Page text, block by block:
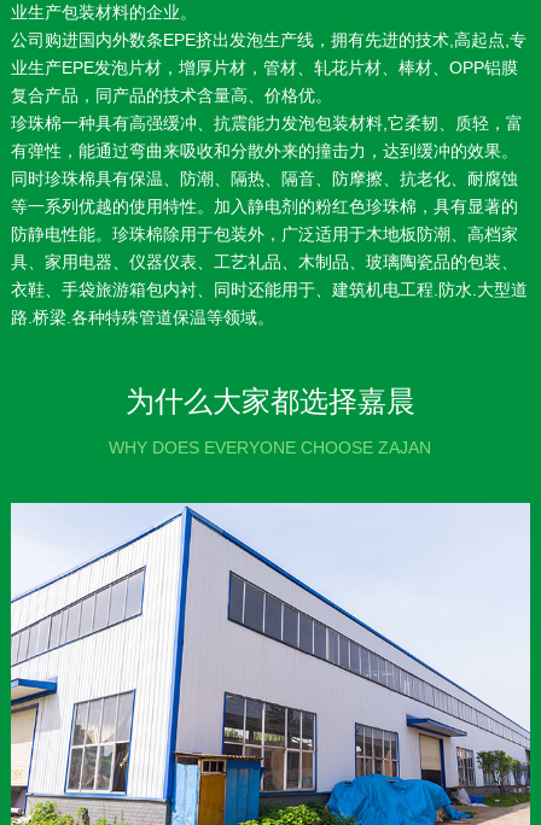
业生产包装材料的企业。
公司购进国内外数条EPE挤出发泡生产线，拥有先进的技术,高起点,专
业生产EPE发泡片材，增厚片材，管材、轧花片材、棒材、OPP铝膜
复合产品，同产品的技术含量高、价格优。
珍珠棉一种具有高强缓冲、抗震能力发泡包装材料,它柔韧、质轻，富
有弹性，能通过弯曲来吸收和分散外来的撞击力，达到缓冲的效果。
同时珍珠棉具有保温、防潮、隔热、隔音、防摩擦、抗老化、耐腐蚀
等一系列优越的使用特性。加入静电剂的粉红色珍珠棉，具有显著的
防静电性能。珍珠棉除用于包装外，广泛适用于木地板防潮、高档家
具、家用电器、仪器仪表、工艺礼品、木制品、玻璃陶瓷品的包装、
衣鞋、手袋旅游箱包内衬、同时还能用于、建筑机电工程.防水.大型道
路.桥梁.各种特殊管道保温等领域。
为什么大家都选择嘉晨
WHY DOES EVERYONE CHOOSE ZAJAN